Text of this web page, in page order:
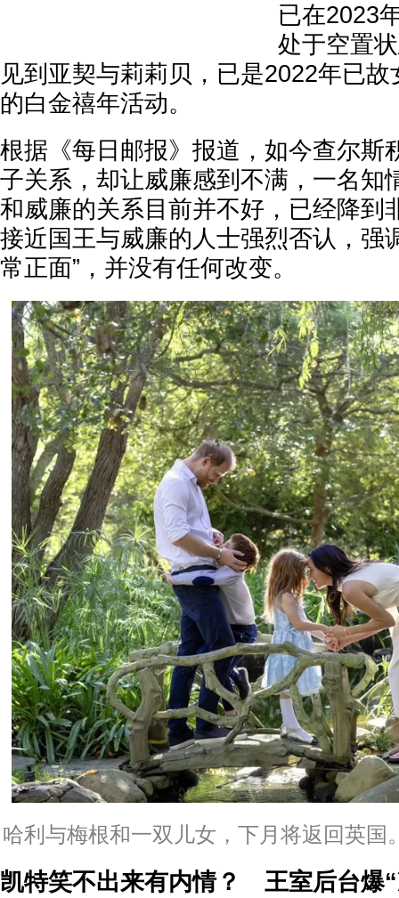
已在2023
处于空置
见到亚契与莉莉贝，已是2022年已
的白金禧年活动。
根据《每日邮报》报道，如今查尔斯
子关系，却让威廉感到不满，一名知
和威廉的关系目前并不好，已经降到
接近国王与威廉的人士强烈否认，强
常正面”，并没有任何改变。
哈利与梅根和一双儿女，下月将返回英国
凯特笑不出来有内情？ 王室后台爆